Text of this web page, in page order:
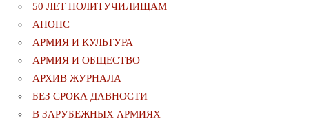
50 ЛЕТ ПОЛИТУЧИЛИЩАМ
АНОНС
АРМИЯ И КУЛЬТУРА
АРМИЯ И ОБЩЕСТВО
АРХИВ ЖУРНАЛА
БЕЗ СРОКА ДАВНОСТИ
В ЗАРУБЕЖНЫХ АРМИЯХ